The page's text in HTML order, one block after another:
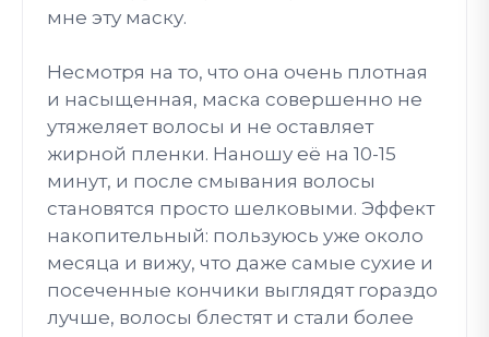
мне эту маску.
Несмотря на то, что она очень плотная
и насыщенная, маска совершенно не
утяжеляет волосы и не оставляет
жирной пленки. Наношу её на 10-15
минут, и после смывания волосы
становятся просто шелковыми. Эффект
накопительный: пользуюсь уже около
месяца и вижу, что даже самые сухие и
посеченные кончики выглядят гораздо
лучше, волосы блестят и стали более